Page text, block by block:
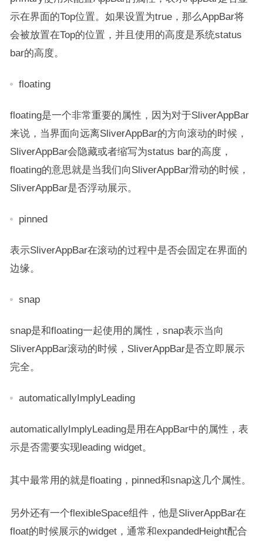
示在界面的Top位置。如果设置为true，那么AppBar将
会被放置在Top的位置，并且使用的高度是系统status
bar的高度。
floating
floating是一个非常重要的属性，因为对于SliverAppBar
来说，当界面向远离SliverAppBar的方向滚动的时候，
SliverAppBar会隐藏或者缩写为status bar的高度，
floating的意思就是当我们向SliverAppBar滑动的时候，
SliverAppBar是否浮动展示。
pinned
表示SliverAppBar在滚动的过程中是否会固定在界面的
边缘。
snap
snap是和floating一起使用的属性，snap表示当向
SliverAppBar滚动的时候，SliverAppBar是否立即展示
完全。
automaticallyImplyLeading
automaticallyImplyLeading是用在AppBar中的属性，表
示是否需要实现leading widget。
其中最常用的就是floating，pinned和snap这几个属性。
另外还有一个flexibleSpace组件，他是SliverAppBar在
float的时候展示的widget，通常和expandedHeight配合